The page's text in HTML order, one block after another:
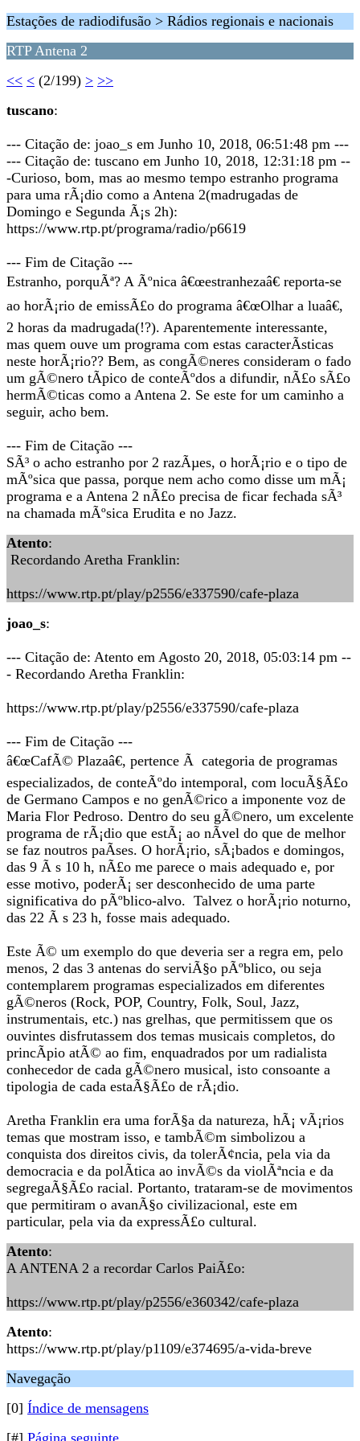
Estações de radiodifusão > Rádios regionais e nacionais
RTP Antena 2
<< < (2/199) > >>
tuscano:
--- Citação de: joao_s em Junho 10, 2018, 06:51:48 pm ---
--- Citação de: tuscano em Junho 10, 2018, 12:31:18 pm --
-Curioso, bom, mas ao mesmo tempo estranho programa
para uma rÃ¡dio como a Antena 2(madrugadas de
Domingo e Segunda Ã¡s 2h):
https://www.rtp.pt/programa/radio/p6619
--- Fim de Citação ---
Estranho, porquÃª? A Ãºnica â€œestranhezaâ€ reporta-se
ao horÃ¡rio de emissÃ£o do programa â€œOlhar a luaâ€,
2 horas da madrugada(!?). Aparentemente interessante,
mas quem ouve um programa com estas caracterÃ­sticas
neste horÃ¡rio?? Bem, as congÃ©neres consideram o fado
um gÃ©nero tÃ­pico de conteÃºdos a difundir, nÃ£o sÃ£o
hermÃ©ticas como a Antena 2. Se este for um caminho a
seguir, acho bem.
--- Fim de Citação ---
SÃ³ o acho estranho por 2 razÃµes, o horÃ¡rio e o tipo de
mÃºsica que passa, porque nem acho como disse um mÃ¡
programa e a Antena 2 nÃ£o precisa de ficar fechada sÃ³
na chamada mÃºsica Erudita e no Jazz.
Atento:
Recordando Aretha Franklin:
https://www.rtp.pt/play/p2556/e337590/cafe-plaza
joao_s:
--- Citação de: Atento em Agosto 20, 2018, 05:03:14 pm --
- Recordando Aretha Franklin:
https://www.rtp.pt/play/p2556/e337590/cafe-plaza
--- Fim de Citação ---
â€œCafÃ© Plazaâ€, pertence Ã categoria de programas
especializados, de conteÃºdo intemporal, com locuÃ§Ã£o
de Germano Campos e no genÃ©rico a imponente voz de
Maria Flor Pedroso. Dentro do seu gÃ©nero, um excelente
programa de rÃ¡dio que estÃ¡ ao nÃ­vel do que de melhor
se faz noutros paÃ­ses. O horÃ¡rio, sÃ¡bados e domingos,
das 9 Ã s 10 h, nÃ£o me parece o mais adequado e, por
esse motivo, poderÃ¡ ser desconhecido de uma parte
significativa do pÃºblico-alvo. Talvez o horÃ¡rio noturno,
das 22 Ã s 23 h, fosse mais adequado.
Este Ã© um exemplo do que deveria ser a regra em, pelo
menos, 2 das 3 antenas do serviÃ§o pÃºblico, ou seja
contemplarem programas especializados em diferentes
gÃ©neros (Rock, POP, Country, Folk, Soul, Jazz,
instrumentais, etc.) nas grelhas, que permitissem que os
ouvintes disfrutassem dos temas musicais completos, do
princÃ­pio atÃ© ao fim, enquadrados por um radialista
conhecedor de cada gÃ©nero musical, isto consoante a
tipologia de cada estaÃ§Ã£o de rÃ¡dio.
Aretha Franklin era uma forÃ§a da natureza, hÃ¡ vÃ¡rios
temas que mostram isso, e tambÃ©m simbolizou a
conquista dos direitos civis, da tolerÃ¢ncia, pela via da
democracia e da polÃ­tica ao invÃ©s da violÃªncia e da
segregaÃ§Ã£o racial. Portanto, trataram-se de movimentos
que permitiram o avanÃ§o civilizacional, este em
particular, pela via da expressÃ£o cultural.
Atento:
A ANTENA 2 a recordar Carlos PaiÃ£o:
https://www.rtp.pt/play/p2556/e360342/cafe-plaza
Atento:
https://www.rtp.pt/play/p1109/e374695/a-vida-breve
Navegação
[0] Índice de mensagens
[#] Página seguinte